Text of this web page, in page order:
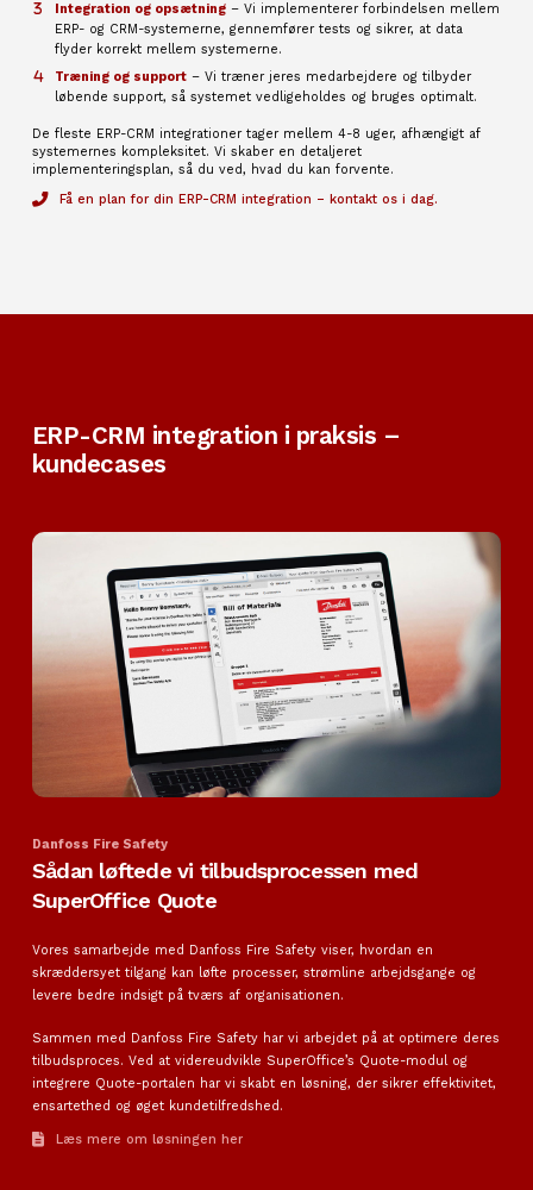
Integration og opsætning – Vi implementerer forbindelsen mellem
ERP- og CRM-systemerne, gennemfører tests og sikrer, at data
flyder korrekt mellem systemerne.
Træning og support – Vi træner jeres medarbejdere og tilbyder
løbende support, så systemet vedligeholdes og bruges optimalt.
De fleste ERP-CRM integrationer tager mellem 4-8 uger, afhængigt af
systemernes kompleksitet. Vi skaber en detaljeret
implementeringsplan, så du ved, hvad du kan forvente.
Få en plan for din ERP-CRM integration – kontakt os i dag.
ERP-CRM integration i praksis –
kundecases
Danfoss Fire Safety
Sådan løftede vi tilbudsprocessen med
SuperOffice Quote
Vores samarbejde med Danfoss Fire Safety viser, hvordan en
skræddersyet tilgang kan løfte processer, strømline arbejdsgange og
levere bedre indsigt på tværs af organisationen.
Sammen med Danfoss Fire Safety har vi arbejdet på at optimere deres
tilbudsproces. Ved at videreudvikle SuperOffice’s Quote-modul og
integrere Quote-portalen har vi skabt en løsning, der sikrer effektivitet,
ensartethed og øget kundetilfredshed.
Læs mere om løsningen her